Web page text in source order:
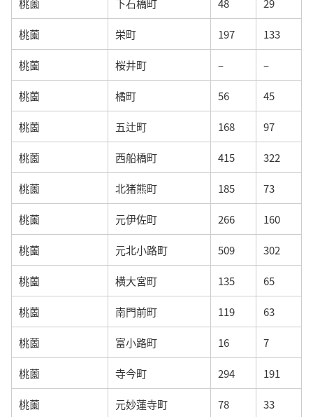
桃薗 栄町 197 133
桃薗 桜井町 – –
桃薗 橘町 56 45
桃薗 五辻町 168 97
桃薗 西船橋町 415 322
桃薗 北猪熊町 185 73
桃薗 元伊佐町 266 160
桃薗 元北小路町 509 302
桃薗 横大宮町 135 65
桃薗 南門前町 119 63
桃薗 富小路町 16 7
桃薗 寺今町 294 191
桃薗 元妙蓮寺町 78 33